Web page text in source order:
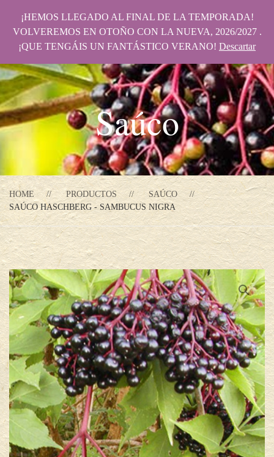
Saúco
HOME PRODUCTOS
SAÚCO
SAÚCO HASCHBERG - SAMBUCUS NIGRA
¡HEMOS LLEGADO AL FINAL DE LA TEMPORADA!
VOLVEREMOS EN OTOÑO CON LA NUEVA, 2026/2027 .
¡QUE TENGÁIS UN FANTÁSTICO VERANO! Descartar